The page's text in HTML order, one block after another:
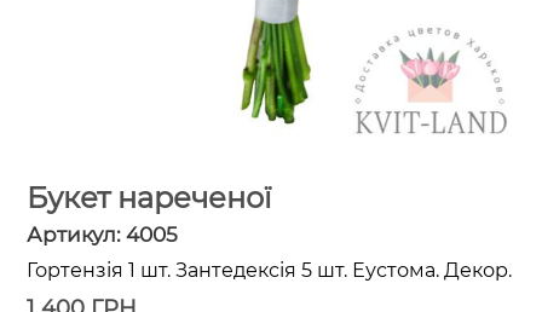
Букет нареченої
Артикул:4005
Гортензія 1 шт. Зантедексія 5 шт. Еустома. Декор.